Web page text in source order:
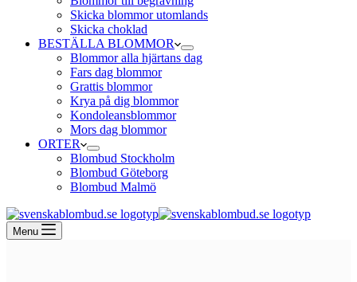
Skicka blommor utomlands
Skicka choklad
BESTÄLLA BLOMMOR
Blommor alla hjärtans dag
Fars dag blommor
Grattis blommor
Krya på dig blommor
Kondoleansblommor
Mors dag blommor
ORTER
Blombud Stockholm
Blombud Göteborg
Blombud Malmö
Menu